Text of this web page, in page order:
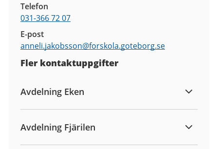
Telefon
031-366 72 07
E-post
anneli.jakobsson@forskola.goteborg.se
Fler kontaktuppgifter
Avdelning Eken
Avdelning Fjärilen